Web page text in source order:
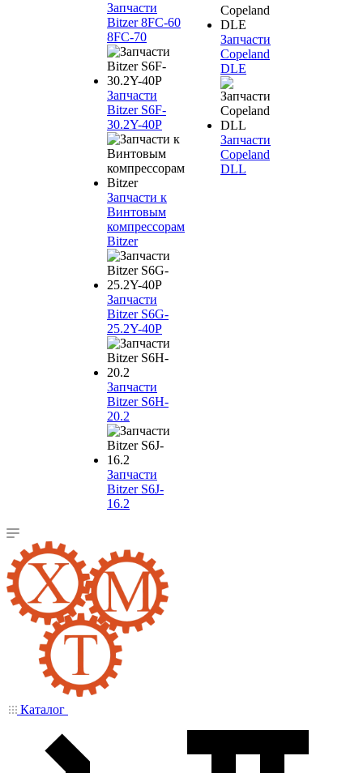
Запчасти
Bitzer 8FC-60
8FC-70
Запчасти
Bitzer S6F-
30.2Y-40P
Запчасти к
Винтовым
компрессорам
Bitzer
Запчасти
Bitzer S6G-
25.2Y-40P
Запчасти
Bitzer S6H-
20.2
Запчасти
Bitzer S6J-
16.2
Запчасти
Copeland
DLE
Запчасти
Copeland
DLL
Каталог